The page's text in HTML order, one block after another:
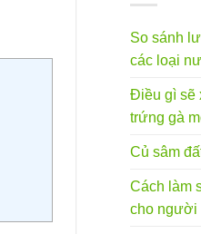
So sánh
các loại
Điều gì sẽ
trứng gà
Củ sâm
Cách làm
cho người